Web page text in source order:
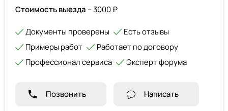
Стоимость выезда – 3000 ₽
Документы проверены
Есть отзывы
Примеры работ
Работает по договору
Профессионал сервиса
Эксперт форума
Позвонить Написать